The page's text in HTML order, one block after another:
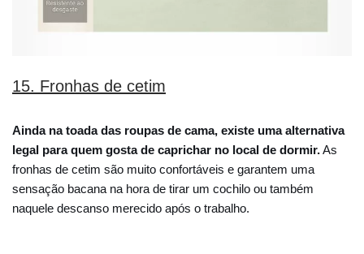
15. Fronhas de cetim
Ainda na toada das roupas de cama, existe uma alternativa
legal para quem gosta de caprichar no local de dormir.As
fronhas de cetim são muito confortáveis e garantem uma
sensação bacana na hora de tirar um cochilo ou também
naquele descanso merecido após o trabalho.